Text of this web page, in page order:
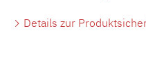
Details zur